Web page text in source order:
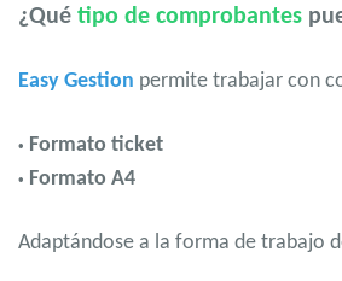
¿Qué tipo de comprobantes
Easy Gestion permite trabajar con
• Formato ticket
• Formato A4
Adaptándose a la forma de trabajo